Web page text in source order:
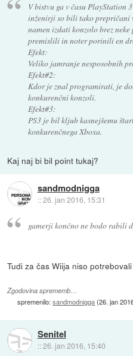
V bistvu ga v času PlayStation
inženirji so bili tako prepričani
namen izdati konzolo brez
premislili in noter porinili en
Efekt:
Veliko jamranje nesposobnih
Efekt#2:
Kdor je znal programirati, je
konkurenčni konzoli.
Efekt#3:
PS3 je bil kljub kasnejšemu
konkurenčnega Xboxa.
Kaj naj bi bil point tukaj?
sandmodnigga
::26. jan 2016, 15:31
gamerji končno ne bodo rabili
Tudi za čas Wiija niso
Zgodovina sprememb…
spremenilo:sandmodnigga(26. jan
Senitel
::26. jan 2016, 15:40